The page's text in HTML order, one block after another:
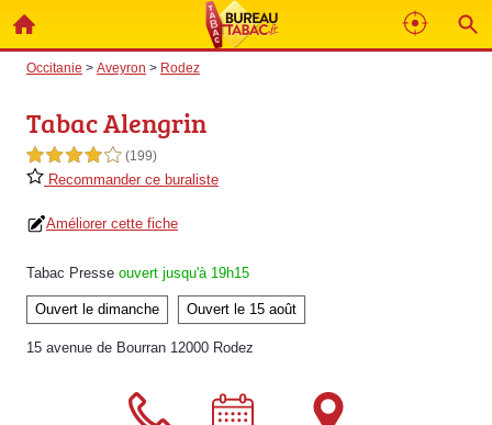
Occitanie > Aveyron > Rodez
Tabac Alengrin
4,0 étoiles sur 5 (199)
Recommander ce buraliste
Améliorer cette fiche
Tabac Presse ouvert jusqu'à 19h15
Ouvert le dimanche Ouvert le 15 août
15 avenue de Bourran 12000 Rodez